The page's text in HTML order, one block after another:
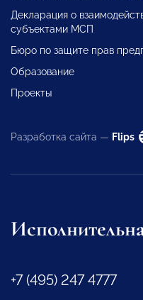
Декларация о
субъектами МСП
Бюро по защите прав
Образование
Проекты
Разработка сайта — Flips
+7 (495) 247 4777